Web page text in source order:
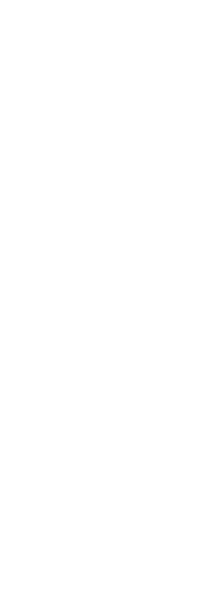
to help us analyze how the website is used and to offer